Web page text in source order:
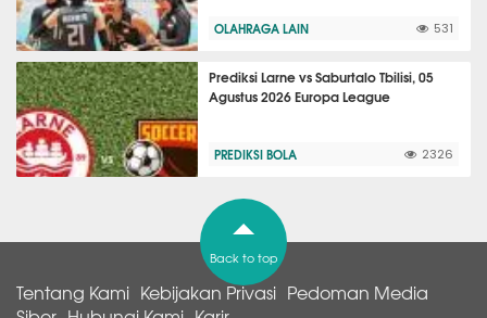
OLAHRAGA LAIN 531
Prediksi Larne vs Saburtalo Tbilisi, 05
Agustus 2026 Europa League
PREDIKSI BOLA 2326
Back to top
Tentang Kami Kebijakan Privasi Pedoman Media